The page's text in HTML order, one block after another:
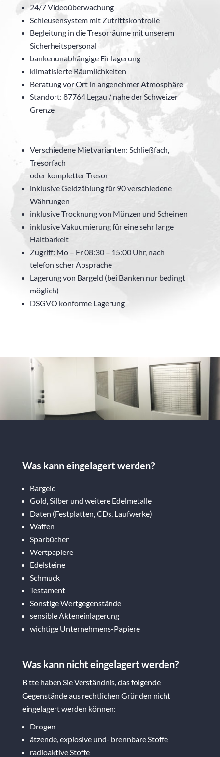
24/7 Videoüberwachung
Schleusensystem mit Zutrittskontrolle
Begleitung in die Tresorräume mit unserem
Sicherheitspersonal
bankenunabhängige Einlagerung
klimatisierte Räumlichkeiten
Beratung vor Ort in angenehmer Atmosphäre
Standort: 87764 Legau / nahe der Schweizer
Grenze
Verschiedene Mietvarianten: Schließfach,
Tresorfach
oder kompletter Tresor
inklusive Geldzählung für 90 verschiedene
Währungen
inklusive Trocknung von Münzen und Scheinen
inklusive Vakuumierung für eine sehr lange
Haltbarkeit
Zugriff: Mo – Fr 08:30 – 15:00 Uhr, nach
telefonischer Absprache
Lagerung von Bargeld (bei Banken nur bedingt
möglich)
DSGVO konforme Lagerung
Was kann eingelagert werden?
Bargeld
Gold, Silber und weitere Edelmetalle
Daten (Festplatten, CDs, Laufwerke)
Waffen
Sparbücher
Wertpapiere
Edelsteine
Schmuck
Testament
Sonstige Wertgegenstände
sensible Akteneinlagerung
wichtige Unternehmens-Papiere
Was kann nicht eingelagert werden?
Bitte haben Sie Verständnis, das folgende
Gegenstände aus rechtlichen Gründen nicht
eingelagert werden können:
Drogen
ätzende, explosive und- brennbare Stoffe
radioaktive Stoffe